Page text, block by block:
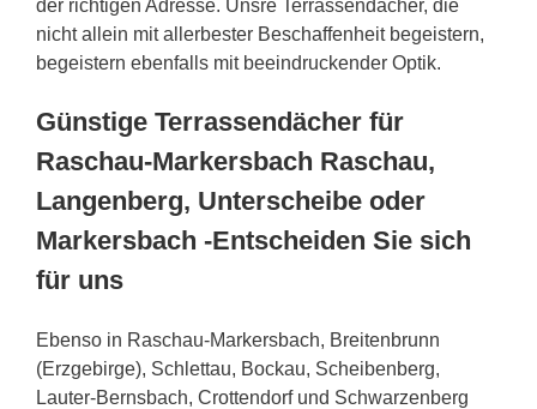
der richtigen Adresse. Unsre Terrassendächer, die
nicht allein mit allerbester Beschaffenheit begeistern,
begeistern ebenfalls mit beeindruckender Optik.
Günstige Terrassendächer für
Raschau-Markersbach Raschau,
Langenberg, Unterscheibe oder
Markersbach -Entscheiden Sie sich
für uns
Ebenso in Raschau-Markersbach, Breitenbrunn
(Erzgebirge), Schlettau, Bockau, Scheibenberg,
Lauter-Bernsbach, Crottendorf und Schwarzenberg